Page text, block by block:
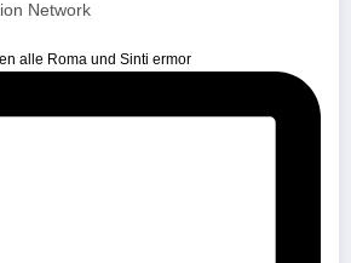
Network
alle Roma und Sinti ermor